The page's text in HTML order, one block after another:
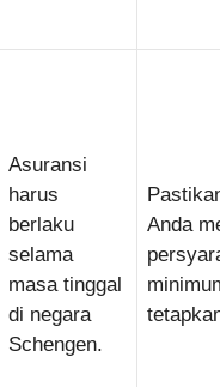
Asuransi
harus
berlaku
selama
masa tinggal
di negara
Schengen.
Anda